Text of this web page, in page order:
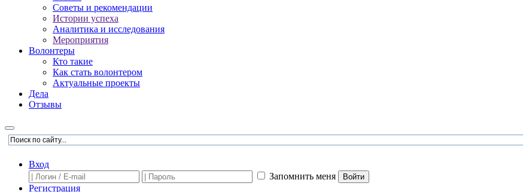
Советы и рекомендации
Истории успеха
Аналитика и исследования
Мероприятия
Волонтеры
Кто такие
Как стать волонтером
Актуальные проекты
Дела
Отзывы
Вход
Запомнить меня
Войти
Регистрация